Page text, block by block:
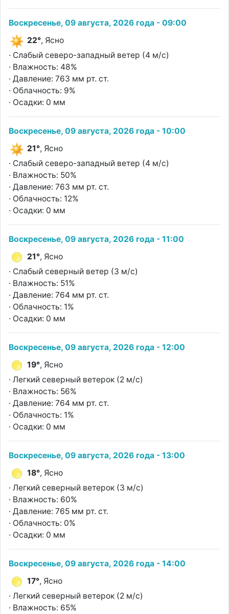
Воскресенье, 09 августа, 2026 года - 09:00
22°, Ясно
· Слабый северо-западный ветер (4 м/с)
· Влажность: 48%
· Давление: 763 мм рт. ст.
· Облачность: 9%
· Осадки: 0 мм
Воскресенье, 09 августа, 2026 года - 10:00
21°, Ясно
· Слабый северо-западный ветер (4 м/с)
· Влажность: 50%
· Давление: 763 мм рт. ст.
· Облачность: 12%
· Осадки: 0 мм
Воскресенье, 09 августа, 2026 года - 11:00
21°, Ясно
· Слабый северный ветер (3 м/с)
· Влажность: 51%
· Давление: 764 мм рт. ст.
· Облачность: 1%
· Осадки: 0 мм
Воскресенье, 09 августа, 2026 года - 12:00
19°, Ясно
· Легкий северный ветерок (2 м/с)
· Влажность: 56%
· Давление: 764 мм рт. ст.
· Облачность: 1%
· Осадки: 0 мм
Воскресенье, 09 августа, 2026 года - 13:00
18°, Ясно
· Легкий северный ветерок (3 м/с)
· Влажность: 60%
· Давление: 765 мм рт. ст.
· Облачность: 0%
· Осадки: 0 мм
Воскресенье, 09 августа, 2026 года - 14:00
17°, Ясно
· Легкий северный ветерок (2 м/с)
· Влажность: 65%